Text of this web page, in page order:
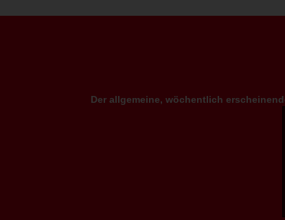
Der allgemeine, wöchentlich